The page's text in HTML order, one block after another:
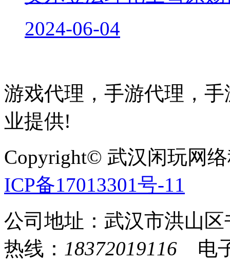
2024-06-04
游戏代理，手游代理，
业提供!
Copyright© 武汉闲玩
ICP备17013301号-11
公司地址：武汉市洪山
热线： 18372019116 电